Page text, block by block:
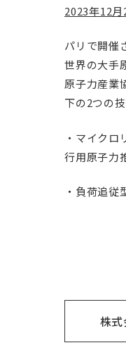
2023年12月
パリで開催
世界の大手
原子力産業
下の2つの
・マイク
行用原子力
・負荷追従
株式